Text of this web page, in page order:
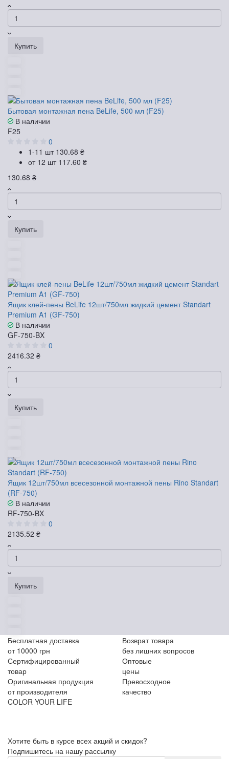
Купить
Бытовая монтажная пена BeLife, 500 мл (F25)
В наличии
F25
0
1-11 шт 130.68 ₴
от 12 шт 117.60 ₴
130.68 ₴
Купить
Ящик клей-пены BeLife 12шт/750мл жидкий цемент Standart
Premium A1 (GF-750)
В наличии
GF-750-BX
0
2416.32 ₴
Купить
Ящик 12шт/750мл всесезонной монтажной пены Rino Standart
(RF-750)
В наличии
RF-750-BX
0
2135.52 ₴
Купить
Бесплатная доставка
от 10000 грн
Возврат товара
без лишних вопросов
Сертифицированный
товар
Оптовые
цены
Оригинальная продукция
от производителя
Превосходное
качество
COLOR YOUR LIFE
Хотите быть в курсе всех акций и скидок?
Подпишитесь на нашу рассылку